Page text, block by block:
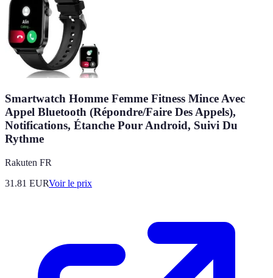
Smartwatch Homme Femme Fitness Mince Avec
Appel Bluetooth (Répondre/Faire Des Appels),
Notifications, Étanche Pour Android, Suivi Du
Rythme
Rakuten FR
31.81 EURVoir le prix